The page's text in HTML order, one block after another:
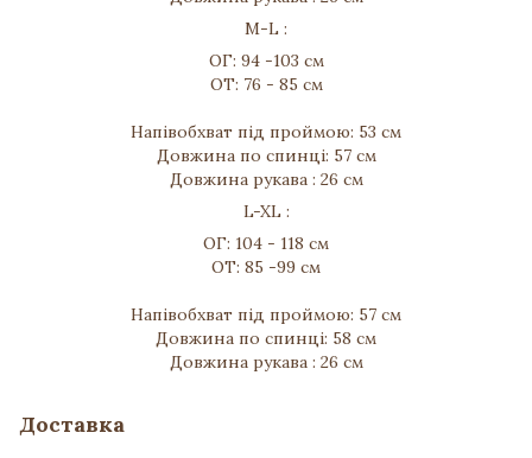
M-L :
ОГ: 94 -103 см
ОТ: 76 - 85 см
Напівобхват під проймою: 53 см
Довжина по спинці: 57 см
Довжина рукава : 26 см
L-XL :
ОГ: 104 - 118 см
ОТ: 85 -99 см
Напівобхват під проймою: 57 см
Довжина по спинці: 58 см
Довжина рукава : 26 см
Доставка